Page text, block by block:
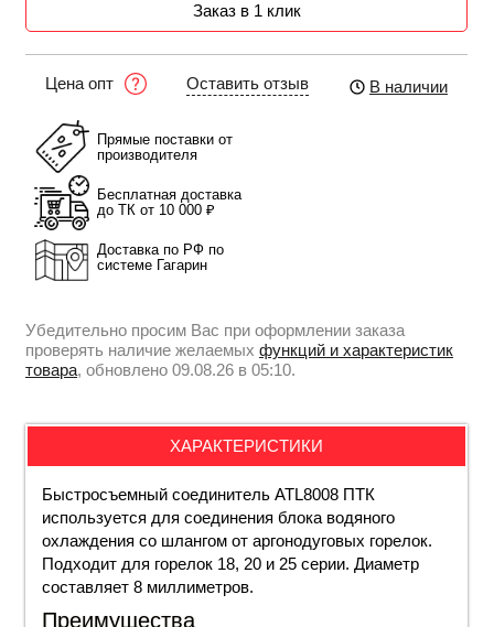
Заказ в 1 клик
Цена опт Оставить отзыв В наличии
Прямые поставки от
производителя
Бесплатная доставка
до ТК от 10 000 ₽
Доставка по РФ по
системе Гагарин
Убедительно просим Вас при оформлении заказа
проверять наличие желаемых функций и характеристик
товара, обновлено 09.08.26 в 05:10.
ХАРАКТЕРИСТИКИ
Быстросъемный соединитель ATL8008 ПТК
используется для соединения блока водяного
охлаждения со шлангом от аргонодуговых горелок.
Подходит для горелок 18, 20 и 25 серии. Диаметр
составляет 8 миллиметров.
Преимущества